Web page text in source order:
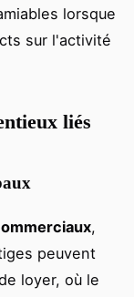
lorsque
sur l'activité
liés
,
peuvent
loyer, où le